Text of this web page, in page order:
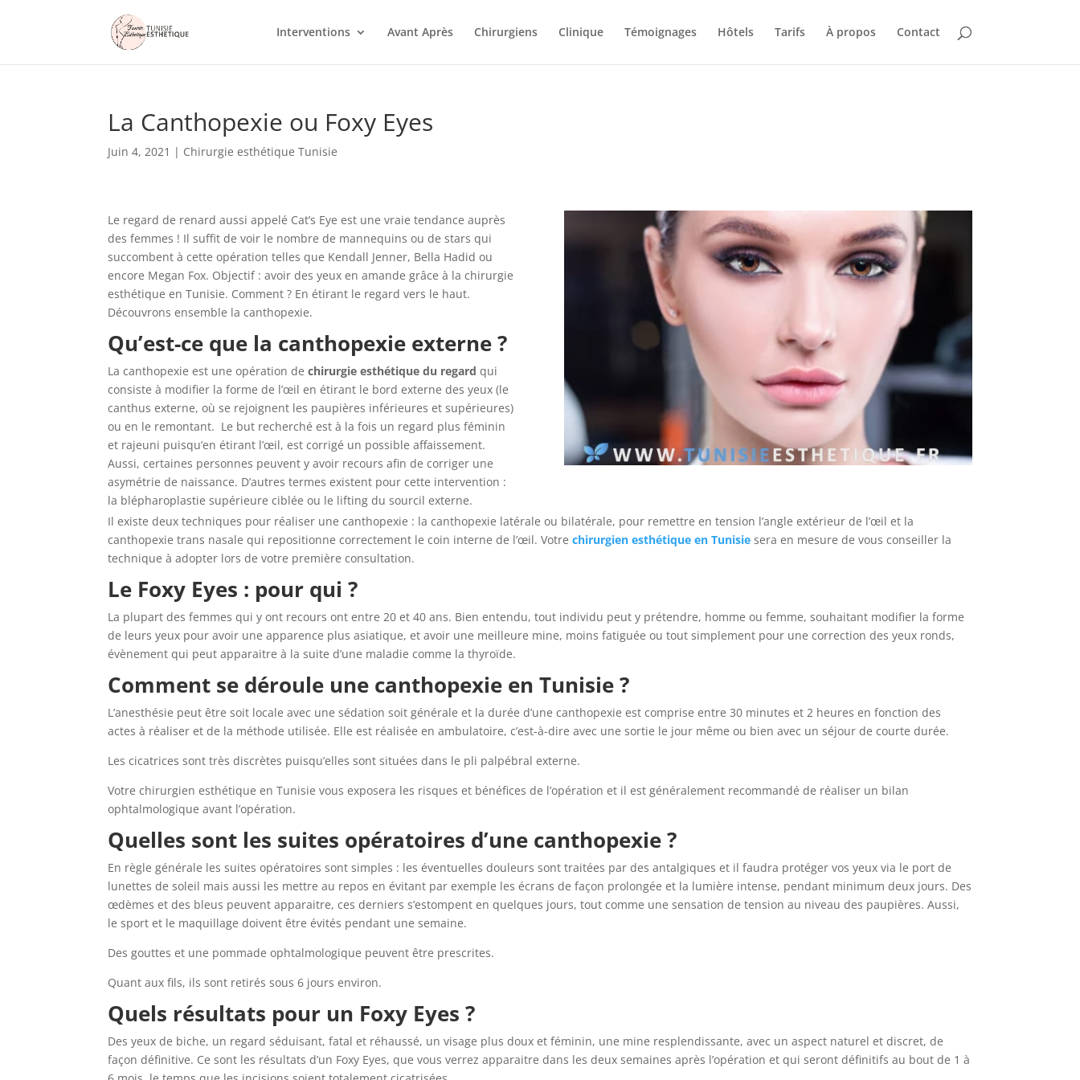
Interventions Avant Après Chirurgiens Clinique Témoignages Hôtels Tarifs À propos Contact
La Canthopexie ou Foxy Eyes
Juin 4, 2021 | Chirurgie esthétique Tunisie
Le regard de renard aussi appelé Cat’s Eye est une vraie tendance auprès
des femmes ! Il suffit de voir le nombre de mannequins ou de stars qui
succombent à cette opération telles que Kendall Jenner, Bella Hadid ou
encore Megan Fox. Objectif : avoir des yeux en amande grâce à la chirurgie
esthétique en Tunisie. Comment ? En étirant le regard vers le haut.
Découvrons ensemble la canthopexie.
Qu’est-ce que la canthopexie externe ?
La canthopexie est une opération dechirurgie esthétique du regard qui
consiste à modifier la forme de l’œil en étirant le bord externe des yeux (le
canthus externe, où se rejoignent les paupières inférieures et supérieures)
ou en le remontant. Le but recherché est à la fois un regard plus féminin
et rajeuni puisqu’en étirant l’œil, est corrigé un possible affaissement.
Aussi, certaines personnes peuvent y avoir recours afin de corriger une
asymétrie de naissance. D’autres termes existent pour cette intervention :
la blépharoplastie supérieure ciblée ou le lifting du sourcil externe.
Il existe deux techniques pour réaliser une canthopexie : la canthopexie latérale ou bilatérale, pour remettre en tension l’angle extérieur de l’œil et la
canthopexie trans nasale qui repositionne correctement le coin interne de l’œil. Votrechirurgien esthétique en Tunisie sera en mesure de vous conseiller la
technique à adopter lors de votre première consultation.
Le Foxy Eyes : pour qui ?
La plupart des femmes qui y ont recours ont entre 20 et 40 ans. Bien entendu, tout individu peut y prétendre, homme ou femme, souhaitant modifier la forme
de leurs yeux pour avoir une apparence plus asiatique, et avoir une meilleure mine, moins fatiguée ou tout simplement pour une correction des yeux ronds,
évènement qui peut apparaitre à la suite d’une maladie comme la thyroïde.
Comment se déroule une canthopexie en Tunisie ?
L’anesthésie peut être soit locale avec une sédation soit générale et la durée d’une canthopexie est comprise entre 30 minutes et 2 heures en fonction des
actes à réaliser et de la méthode utilisée. Elle est réalisée en ambulatoire, c’est-à-dire avec une sortie le jour même ou bien avec un séjour de courte durée.
Les cicatrices sont très discrètes puisqu’elles sont situées dans le pli palpébral externe.
Votre chirurgien esthétique en Tunisie vous exposera les risques et bénéfices de l’opération et il est généralement recommandé de réaliser un bilan
ophtalmologique avant l’opération.
Quelles sont les suites opératoires d’une canthopexie ?
En règle générale les suites opératoires sont simples : les éventuelles douleurs sont traitées par des antalgiques et il faudra protéger vos yeux via le port de
lunettes de soleil mais aussi les mettre au repos en évitant par exemple les écrans de façon prolongée et la lumière intense, pendant minimum deux jours. Des
œdèmes et des bleus peuvent apparaitre, ces derniers s’estompent en quelques jours, tout comme une sensation de tension au niveau des paupières. Aussi,
le sport et le maquillage doivent être évités pendant une semaine.
Des gouttes et une pommade ophtalmologique peuvent être prescrites.
Quant aux fils, ils sont retirés sous 6 jours environ.
Quels résultats pour un Foxy Eyes ?
Des yeux de biche, un regard séduisant, fatal et réhaussé, un visage plus doux et féminin, une mine resplendissante, avec un aspect naturel et discret, de
façon définitive. Ce sont les résultats d’un Foxy Eyes, que vous verrez apparaitre dans les deux semaines après l’opération et qui seront définitifs au bout de 1 à